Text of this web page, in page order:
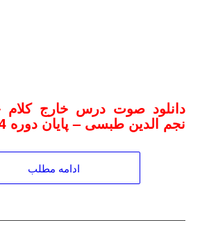
دانلود صوت درس خارج
نجم الدین طبسی – پایان دوره 94-95
ادامه مطلب